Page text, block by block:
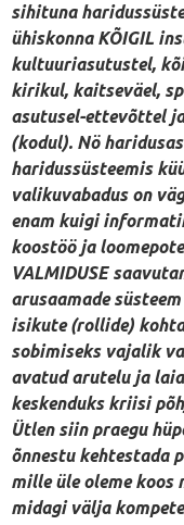
sihituna
ühiskonna KÕIGIL
kultuuriasutustel,
kirikul, kaitseväel,
asutusel-ettevõttel
(kodul). Nö
haridussüsteemis
valikuvabadus on
enam kuigi
koostöö ja
VALMIDUSE
arusaamade
isikute (rollide)
sobimiseks vajalik
avatud arutelu ja
keskenduks kriisi
Ütlen siin praegu
õnnestu kehtestada
mille üle oleme
midagi välja